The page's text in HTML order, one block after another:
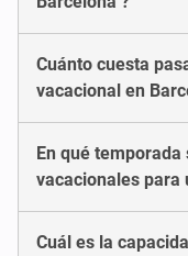
Cuánto cuesta
vacacional en
En qué
vacacionales para
Cuál es la